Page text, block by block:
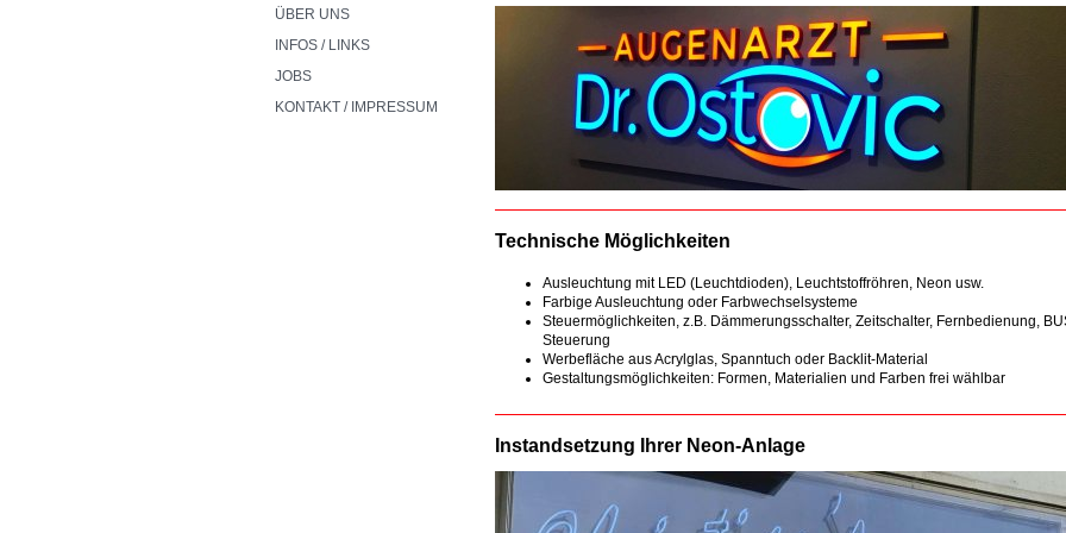
ÜBER UNS
INFOS / LINKS
JOBS
KONTAKT / IMPRESSUM
Technische Möglichkeiten
Ausleuchtung mit LED (Leuchtdioden), Leuchtstoffröhren, Neon usw.
Farbige Ausleuchtung oder Farbwechselsysteme
Steuermöglichkeiten, z.B. Dämmerungsschalter, Zeitschalter, Fernbedienung,
Steuerung
Werbefläche aus Acrylglas, Spanntuch oder Backlit-Material
Gestaltungsmöglichkeiten: Formen, Materialien und Farben frei wählbar
Instandsetzung Ihrer Neon-Anlage